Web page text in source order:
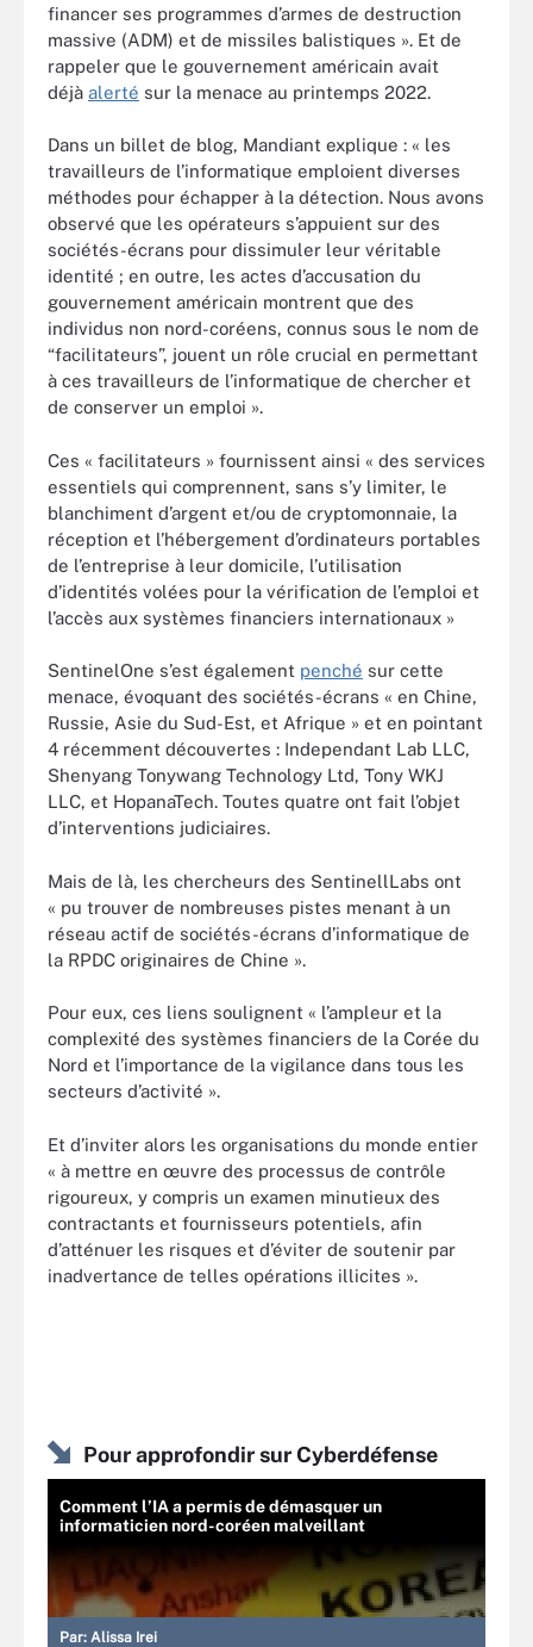
financer ses programmes d’armes de destruction
massive (ADM) et de missiles balistiques ». Et de
rappeler que le gouvernement américain avait
déjà alerté sur la menace au printemps 2022.
Dans un billet de blog, Mandiant explique : « les
travailleurs de l’informatique emploient diverses
méthodes pour échapper à la détection. Nous avons
observé que les opérateurs s’appuient sur des
sociétés-écrans pour dissimuler leur véritable
identité ; en outre, les actes d’accusation du
gouvernement américain montrent que des
individus non nord-coréens, connus sous le nom de
“facilitateurs”, jouent un rôle crucial en permettant
à ces travailleurs de l’informatique de chercher et
de conserver un emploi ».
Ces « facilitateurs » fournissent ainsi « des services
essentiels qui comprennent, sans s’y limiter, le
blanchiment d’argent et/ou de cryptomonnaie, la
réception et l’hébergement d’ordinateurs portables
de l’entreprise à leur domicile, l’utilisation
d’identités volées pour la vérification de l’emploi et
l’accès aux systèmes financiers internationaux »
SentinelOne s’est également penché sur cette
menace, évoquant des sociétés-écrans « en Chine,
Russie, Asie du Sud-Est, et Afrique » et en pointant
4 récemment découvertes : Independant Lab LLC,
Shenyang Tonywang Technology Ltd, Tony WKJ
LLC, et HopanaTech. Toutes quatre ont fait l’objet
d’interventions judiciaires.
Mais de là, les chercheurs des SentinellLabs ont
« pu trouver de nombreuses pistes menant à un
réseau actif de sociétés-écrans d’informatique de
la RPDC originaires de Chine ».
Pour eux, ces liens soulignent « l’ampleur et la
complexité des systèmes financiers de la Corée du
Nord et l’importance de la vigilance dans tous les
secteurs d’activité ».
Et d’inviter alors les organisations du monde entier
« à mettre en œuvre des processus de contrôle
rigoureux, y compris un examen minutieux des
contractants et fournisseurs potentiels, afin
d’atténuer les risques et d’éviter de soutenir par
inadvertance de telles opérations illicites ».
Pour approfondir sur Cyberdéfense
Comment l’IA a permis de démasquer un
informaticien nord-coréen malveillant
Par: Alissa Irei